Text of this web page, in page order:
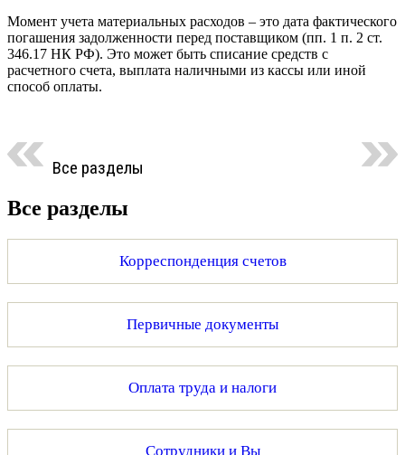
Момент учета материальных расходов – это дата фактического
погашения задолженности перед поставщиком (пп. 1 п. 2 ст.
346.17 НК РФ). Это может быть списание средств с
расчетного счета, выплата наличными из кассы или иной
способ оплаты.
Все разделы
Все разделы
Корреспонденция счетов
Первичные документы
Оплата труда и налоги
Сотрудники и Вы